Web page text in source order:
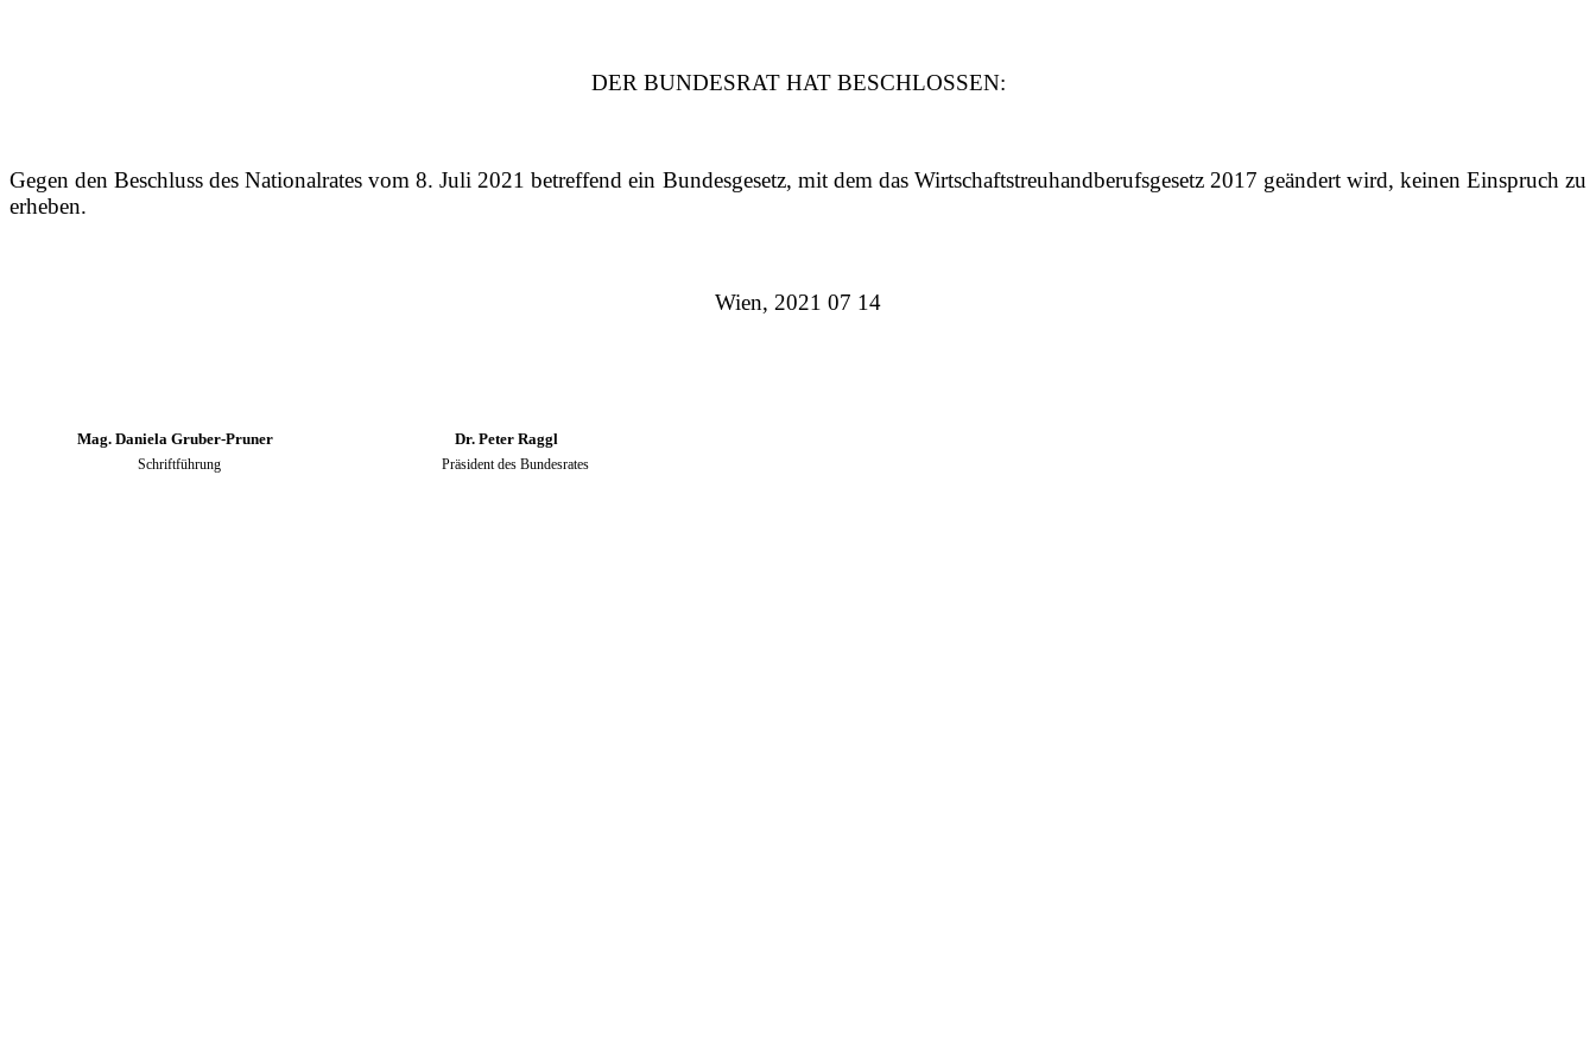
DER BUNDESRAT HAT BESCHLOSSEN:
Gegen den Beschluss des Nationalrates vom 8. Juli 2021 betreffend ein Bundesgesetz, mit dem das Wirtschaftstreuhandberufsgesetz 2017 geändert wird, keinen Einspruch zu
erheben.
Wien, 2021 07 14
Mag. Daniela Gruber-Pruner Dr. Peter Raggl
Schriftführung Präsident des Bundesrates